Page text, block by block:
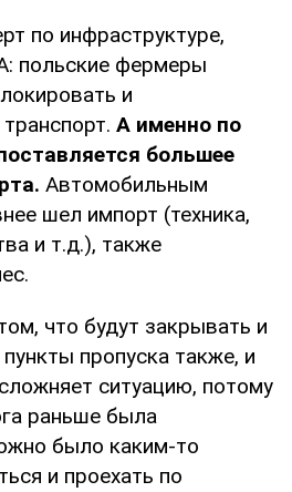
по инфраструктуре,
польские фермеры
и
А именно по
большее
Автомобильным
шел импорт (техника,
и т.д.), также
что будут закрывать и
пропуска также, и
ситуацию, потому
раньше была
было каким-то
и проехать по